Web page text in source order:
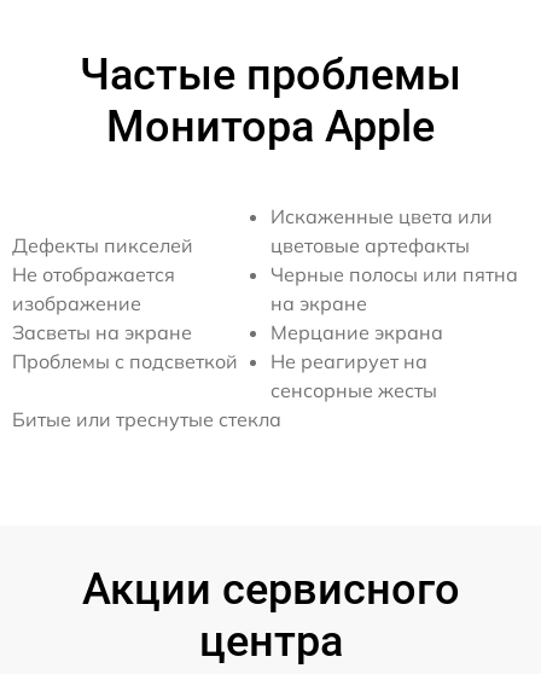
Частые проблемы
Монитора Apple
Дефекты пикселей
Не отображается
изображение
Засветы на экране
Проблемы с подсветкой
Искаженные цвета или
цветовые артефакты
Черные полосы или пятна
на экране
Мерцание экрана
Не реагирует на
сенсорные жесты
Битые или треснутые стекла
Акции сервисного
центра